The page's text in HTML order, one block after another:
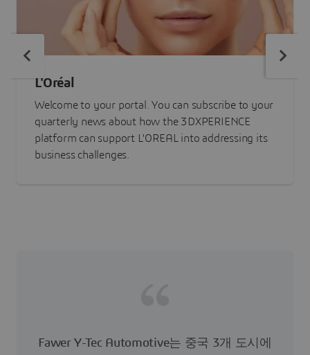
L'Oréal
Welcome to your portal. You can subscribe to your
quarterly news about how the 3DXPERIENCE
platform can support L'OREAL into addressing its
business challenges.
Fawer Y-Tec Automotive는 중국 3개 도시에